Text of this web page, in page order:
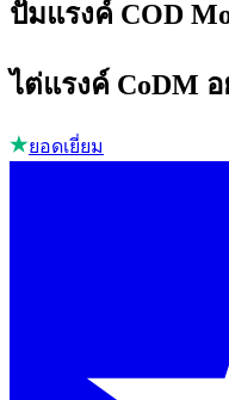
ปั๊มแรงค์ COD
ไต่แรงค์ CoDM
ยอดเยี่ยม